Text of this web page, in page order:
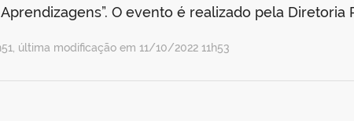
O evento é realizado pela Diretoria
última modificação em 11/10/2022 11h53